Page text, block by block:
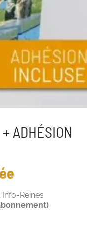
ADHÉSION
Reines